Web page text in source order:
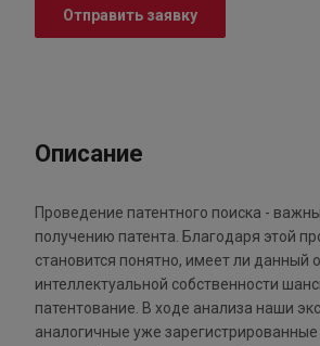
Отправить заявку
Описание
Проведение патентного поиска -
получению патента. Благодаря этой
становится понятно, имеет ли данный
интеллектуальной собственности
патентование. В ходе анализа наши
аналогичные уже зарегистрированные